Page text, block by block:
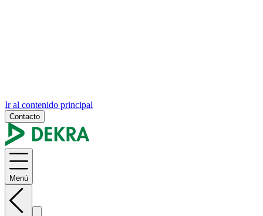
Ir al contenido principal
Contacto
Menú